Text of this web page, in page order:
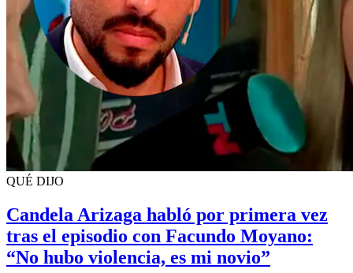
QUÉ DIJO
Candela Arizaga habló por primera vez
tras el episodio con Facundo Moyano:
“No hubo violencia, es mi novio”